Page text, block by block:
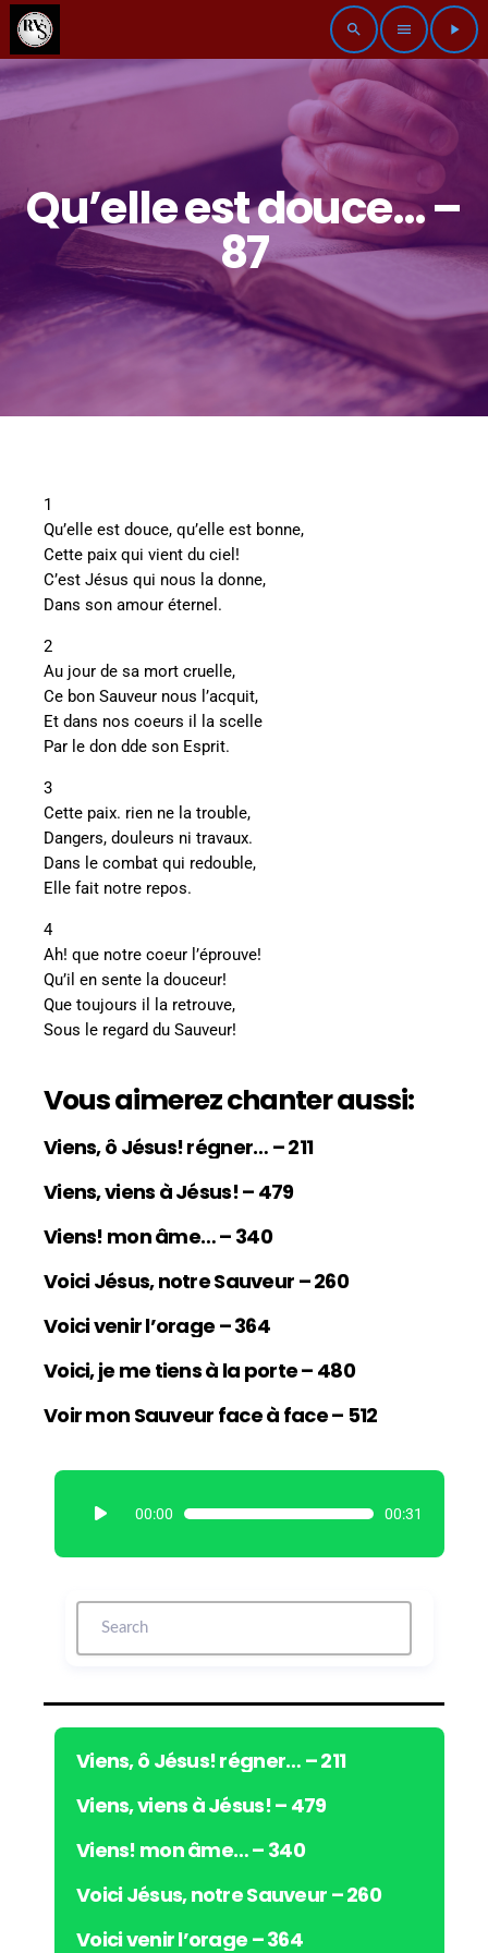
search menu play_arrow
Qu’elle est douce… –
87
1
Qu’elle est douce, qu’elle est bonne,
Cette paix qui vient du ciel!
C’est Jésus qui nous la donne,
Dans son amour éternel.
2
Au jour de sa mort cruelle,
Ce bon Sauveur nous l’acquit,
Et dans nos coeurs il la scelle
Par le don dde son Esprit.
3
Cette paix. rien ne la trouble,
Dangers, douleurs ni travaux.
Dans le combat qui redouble,
Elle fait notre repos.
4
Ah! que notre coeur l’éprouve!
Qu’il en sente la douceur!
Que toujours il la retrouve,
Sous le regard du Sauveur!
Vous aimerez chanter aussi:
Viens, ô Jésus! régner… – 211
Viens, viens à Jésus! – 479
Viens! mon âme… – 340
Voici Jésus, notre Sauveur – 260
Voici venir l’orage – 364
Voici, je me tiens à la porte – 480
Voir mon Sauveur face à face – 512
c
e
r
u
d
i
00:00 00:31
Viens, ô Jésus! régner… – 211
Viens, viens à Jésus! – 479
Viens! mon âme… – 340
Voici Jésus, notre Sauveur – 260
Voici venir l’orage – 364